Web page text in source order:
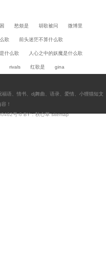
愁烦是 胡歌被问 微博里
歌 前头迷茫不算什么歌
什么歌 人心之中的妖魔是什么歌
rivals 红歌是 gina
福语 情书 dj舞曲 语录 爱情
小狸猫短文
容！
号-6BY：秋心草sitemap